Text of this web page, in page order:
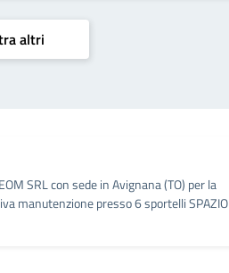
altri
SRL con sede in Avignana (TO) per la
manutenzione presso 6 sportelli SPAZIO